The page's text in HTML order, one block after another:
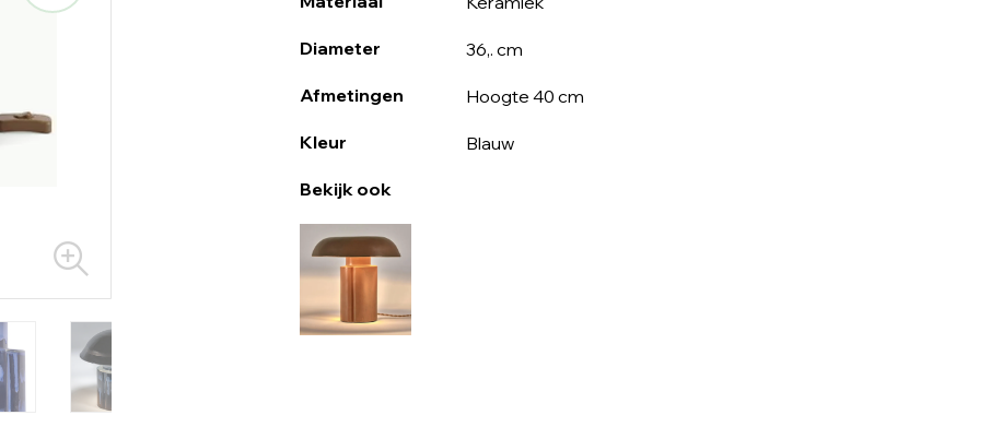
Diameter 36,. cm
Afmetingen Hoogte 40 cm
Kleur Blauw
Bekijk ook